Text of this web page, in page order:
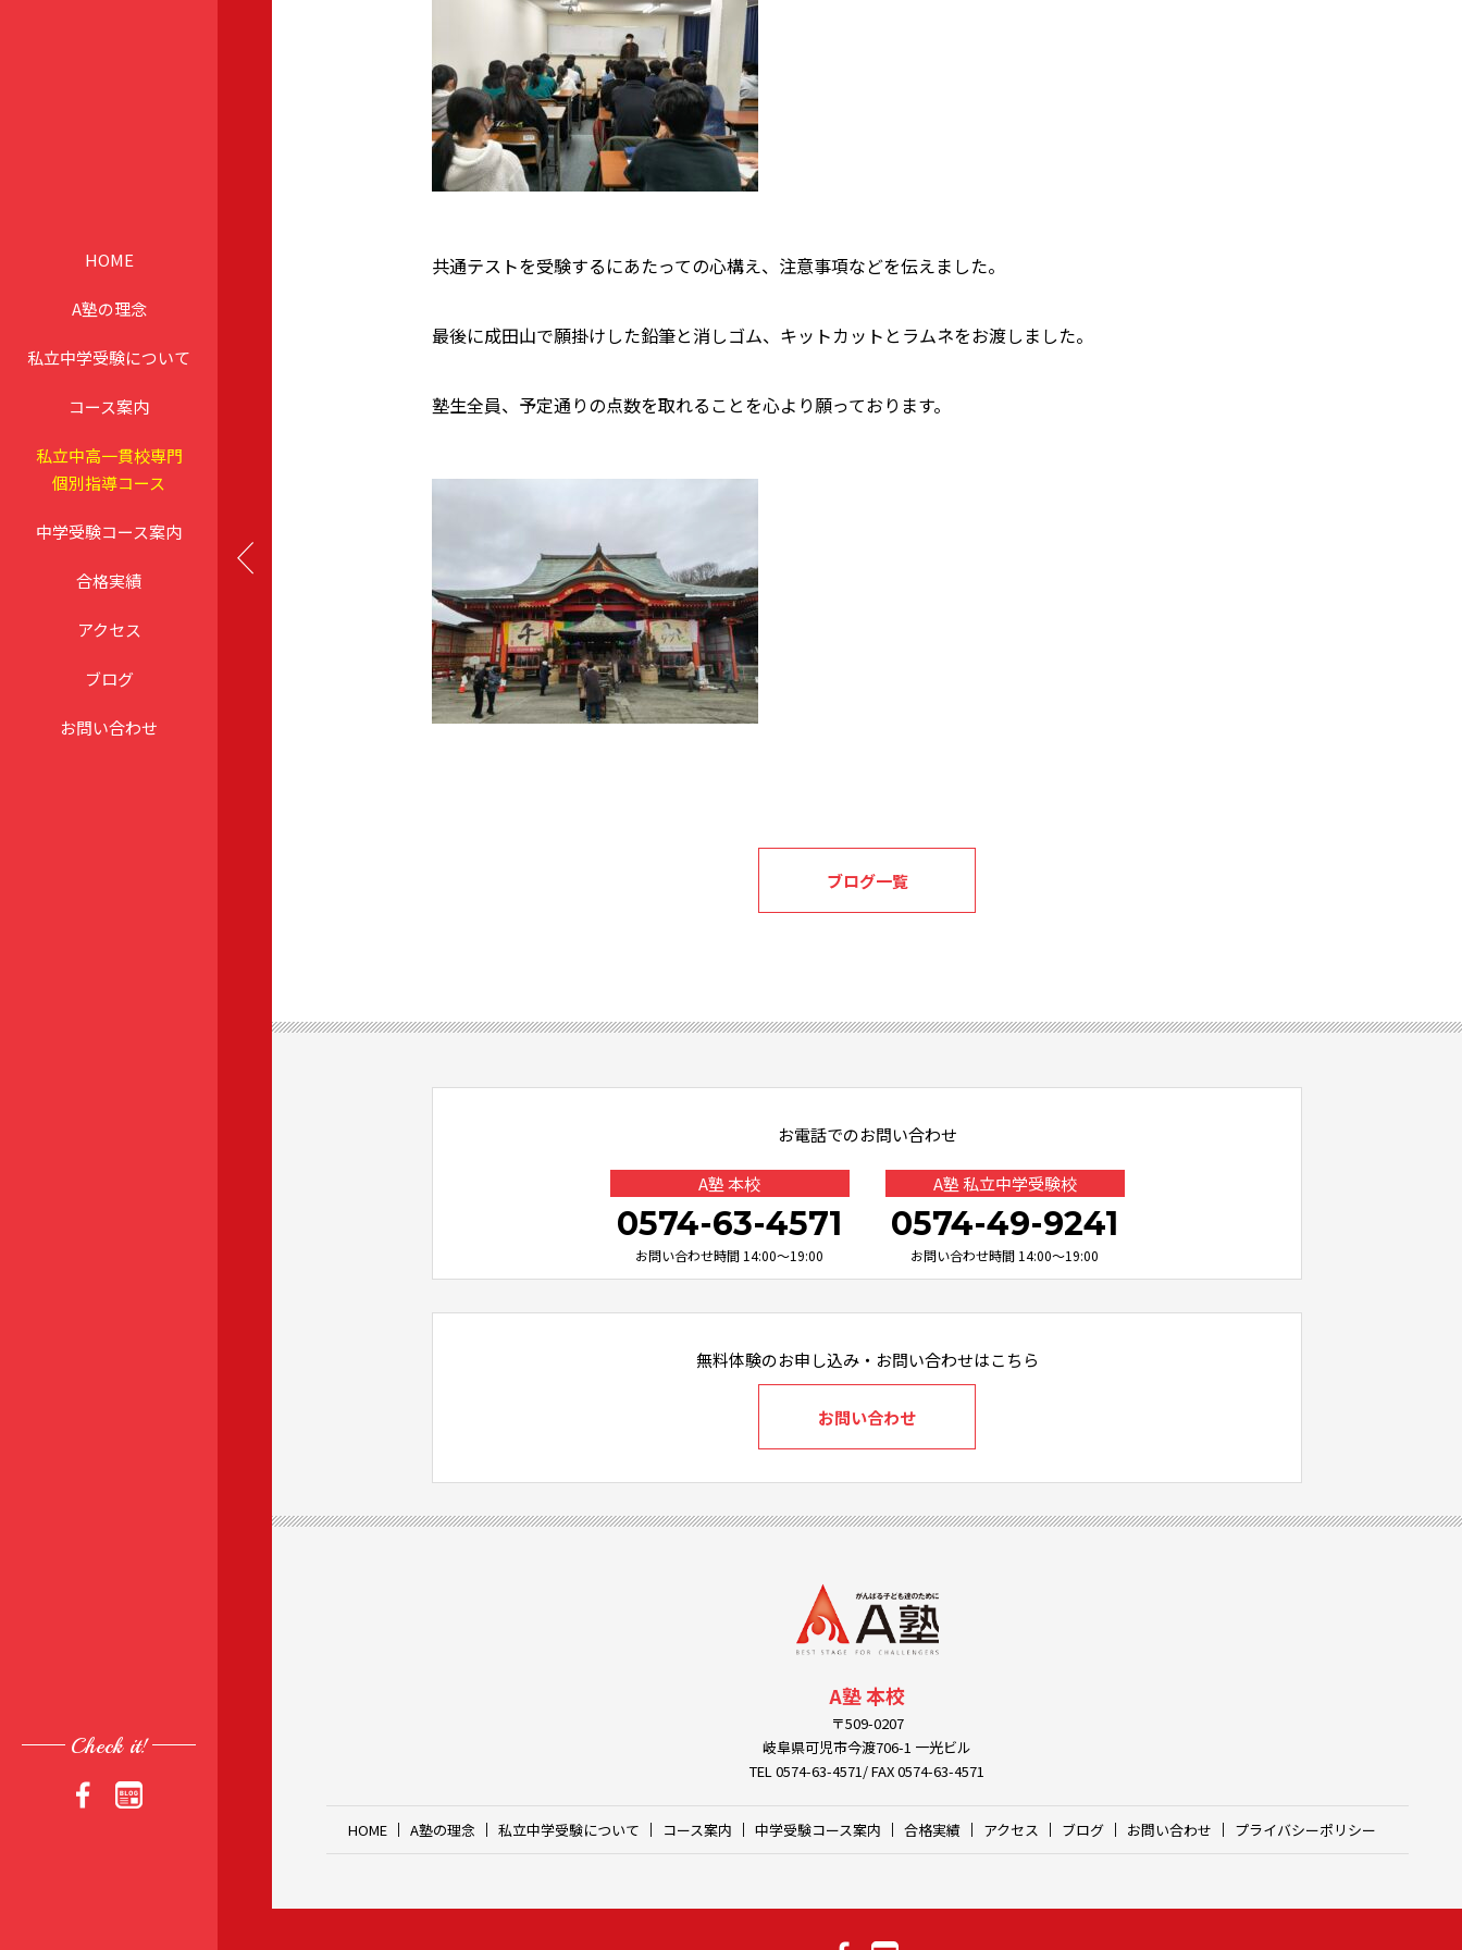
HOME
A塾の理念
私立中学受験について
コース案内
私立中高一貫校専門
個別指導コース
中学受験コース案内
合格実績
アクセス
ブログ
お問い合わせ
Check it!
共通テストを受験するにあたっての心構え、注意事項などを伝えました。
最後に成田山で願掛けした鉛筆と消しゴム、キットカットとラムネをお渡しました。
塾生全員、予定通りの点数を取れることを心より願っております。
ブログ一覧
お電話でのお問い合わせ
A塾 本校
0574-63-4571
お問い合わせ時間 14:00～19:00
A塾 私立中学受験校
0574-49-9241
お問い合わせ時間 14:00～19:00
無料体験のお申し込み・お問い合わせはこちら
お問い合わせ
A塾 本校
〒509-0207
岐阜県可児市今渡706-1 一光ビル
TEL 0574-63-4571/ FAX 0574-63-4571
HOME A塾の理念 私立中学受験について コース案内 中学受験コース案内 合格実績 アクセス ブログ お問い合わせ プライバシーポリシー